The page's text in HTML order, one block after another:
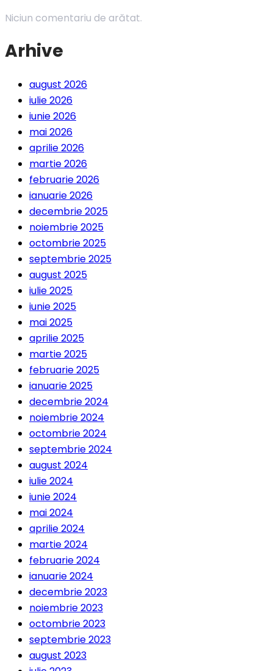
Niciun comentariu de arătat.
Arhive
august 2026
iulie 2026
iunie 2026
mai 2026
aprilie 2026
martie 2026
februarie 2026
ianuarie 2026
decembrie 2025
noiembrie 2025
octombrie 2025
septembrie 2025
august 2025
iulie 2025
iunie 2025
mai 2025
aprilie 2025
martie 2025
februarie 2025
ianuarie 2025
decembrie 2024
noiembrie 2024
octombrie 2024
septembrie 2024
august 2024
iulie 2024
iunie 2024
mai 2024
aprilie 2024
martie 2024
februarie 2024
ianuarie 2024
decembrie 2023
noiembrie 2023
octombrie 2023
septembrie 2023
august 2023